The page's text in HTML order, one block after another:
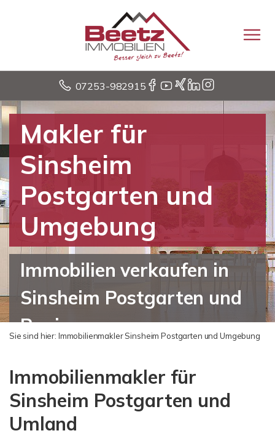
07253-982915
Makler für
Sinsheim
Postgarten und
Umgebung
Immobilien verkaufen in
Sinsheim Postgarten und
Region
Sie sind hier: Immobilienmakler Sinsheim Postgarten und Umgebung
Immobilienmakler für
Sinsheim Postgarten und
Umland